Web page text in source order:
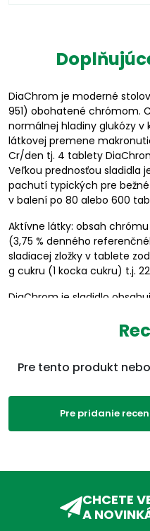
DiaChrom je moderné
951) obohatené chrómom.
normálnej hladiny glukózy v
látkovej premene
Cr/den tj. 4 tablety
Veľkou prednosťou sladidla
pachutí typických pre
v balení po 80 alebo 600
Aktívne látky: obsah
(3,75 % denného
sladiacej zložky v tablete
g cukru (1 kocka cukru) t.j.
DiaChrom je sladidlo
glukózotolerančný faktor
špeciálny komplex
príjem cukru a ktoré chcú
Súvisiace informácie:
Ministerstvo zdravotníctva
tabletách alebo v 220 g
Pre tento produkt
Pre pridanie
CHCETE
A